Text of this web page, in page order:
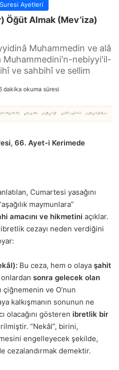
Ayetleri
Öğüt Almak (Mev’iza)
Muhammedin ve alâ
Muhammedini'n-nebiyyi'il-
ve sahbihî ve sellim
dakika okuma süresi
66. Ayet-i Kerimede
Cumartesi yasağını
maymunlara”
amacını ve hikmetini açıklar.
cezayı neden verdiğini
Bu ceza, hem o olaya şahit
sonra gelecek olan
çiğnemenin ve O’nun
kalkışmanın sonunun ne
olacağını gösteren ibretlik bir
“Nekâl”, birini,
engelleyecek şekilde,
cezalandırmak demektir.